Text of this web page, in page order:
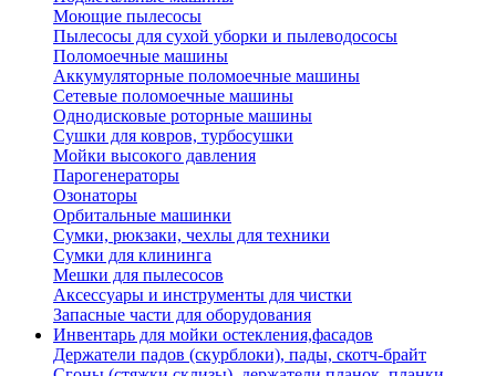
Моющие пылесосы
Пылесосы для сухой уборки и пылеводососы
Поломоечные машины
Аккумуляторные поломоечные машины
Сетевые поломоечные машины
Однодисковые роторные машины
Сушки для ковров, турбосушки
Мойки высокого давления
Парогенераторы
Озонаторы
Орбитальные машинки
Сумки, рюкзаки, чехлы для техники
Сумки для клининга
Мешки для пылесосов
Аксессуары и инструменты для чистки
Запасные части для оборудования
Инвентарь для мойки остекления,фасадов
Держатели падов (скурблоки), пады, скотч-брайт